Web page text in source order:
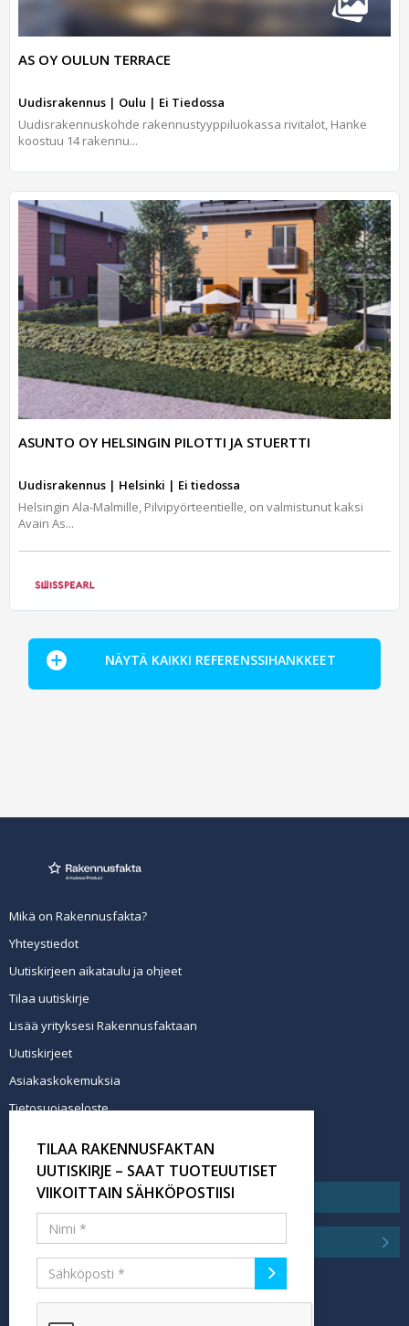
AS OY OULUN TERRACE
Uudisrakennus | Oulu | Ei Tiedossa
Uudisrakennuskohde rakennustyyppiluokassa rivitalot, Hanke
koostuu 14 rakennu...
ASUNTO OY HELSINGIN PILOTTI JA STUERTTI
Uudisrakennus | Helsinki | Ei tiedossa
Helsingin Ala-Malmille, Pilvipyörteentielle, on valmistunut kaksi
Avain As...
NÄYTÄ KAIKKI REFERENSSIHANKKEET
Mikä on Rakennusfakta?
Yhteystiedot
Uutiskirjeen aikataulu ja ohjeet
Tilaa uutiskirje
Lisää yrityksesi Rakennusfaktaan
Uutiskirjeet
Asiakaskokemuksia
Tietosuojaseloste
Tilaa uutiskirje
TILAA RAKENNUSFAKTAN
UUTISKIRJE – SAAT TUOTEUUTISET
VIIKOITTAIN SÄHKÖPOSTIISI